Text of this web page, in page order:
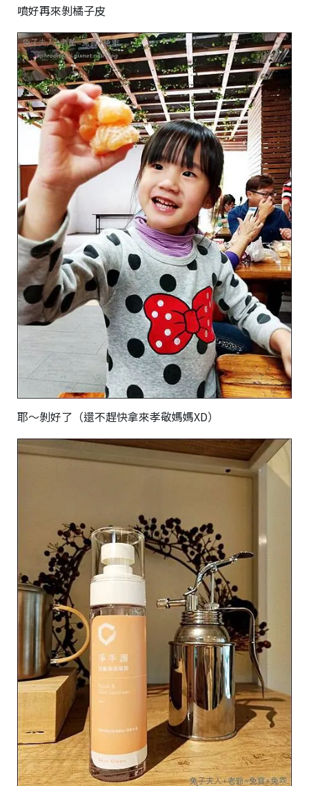
噴好再來剝橘子皮
耶～剝好了（還不趕快拿來孝敬媽媽XD）